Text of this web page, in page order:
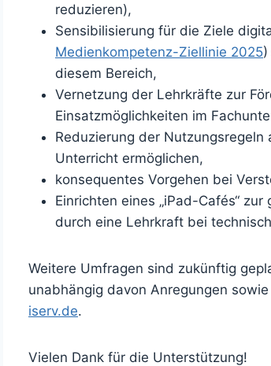
reduzieren),
Sensibilisierung für die Ziele
Medienkompetenz-Ziellinie 2025
diesem Bereich,
Vernetzung der Lehrkräfte zur
Einsatzmöglichkeiten im
Reduzierung der
Unterricht ermöglichen,
konsequentes Vorgehen bei
Einrichten eines „iPad-Cafés“
durch eine Lehrkraft bei
Weitere Umfragen sind zukünftig
unabhängig davon Anregungen
iserv.de.
Vielen Dank für die Unterstützung!